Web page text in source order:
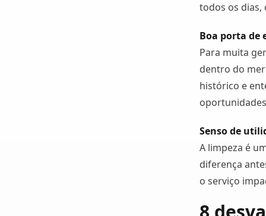
todos os
Boa porta de
Para muita
dentro do
histórico e
Senso de
A limpeza é
diferença
o serviço